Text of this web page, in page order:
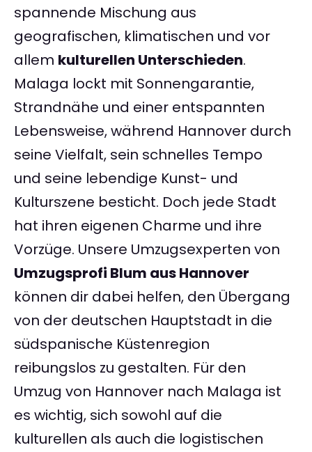
spannende Mischung aus
geografischen, klimatischen und vor
allem kulturellen Unterschieden.
Malaga lockt mit Sonnengarantie,
Strandnähe und einer entspannten
Lebensweise, während Hannover durch
seine Vielfalt, sein schnelles Tempo
und seine lebendige Kunst- und
Kulturszene besticht. Doch jede Stadt
hat ihren eigenen Charme und ihre
Vorzüge. Unsere Umzugsexperten von
Umzugsprofi Blum aus Hannover
können dir dabei helfen, den Übergang
von der deutschen Hauptstadt in die
südspanische Küstenregion
reibungslos zu gestalten. Für den
Umzug von Hannover nach Malaga ist
es wichtig, sich sowohl auf die
kulturellen als auch die logistischen